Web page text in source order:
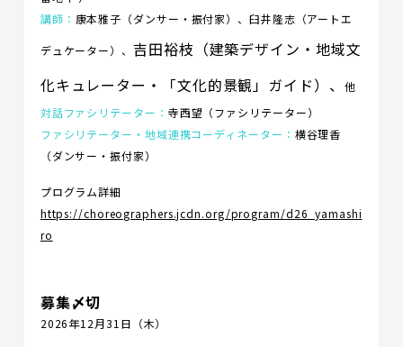
講師： 康本雅子（ダンサー・振付家）、臼井隆志（アートエ
デュケーター）、 吉田裕枝（建築デザイン・地域文
化キュレーター・「文化的景観」ガイド）、
他
対話ファシリテーター： 寺西望（ファシリテーター）
ファシリテーター・地域連携コーディネーター： 横谷理香
（ダンサー・振付家）
プログラム詳細
https://choreographers.jcdn.org/program/d26_yamashi
ro
募集〆切
2026年12月31日（木）